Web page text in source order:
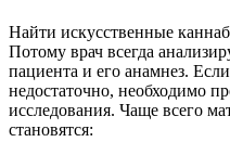
Найти искусственные
Потому врач всегда
пациента и его анамнез.
недостаточно, необходимо
исследования. Чаще всего
становятся: